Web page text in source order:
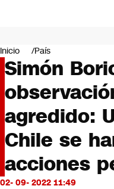
Negocios
Deportes
Programas completos
Cultura
Servicios
Bits
CNN Data
CNN tiempo
Futuro 360
Opinión
Inicio País
Simón
agredido:
Chile se
acciones
02- 09- 2022 11:49